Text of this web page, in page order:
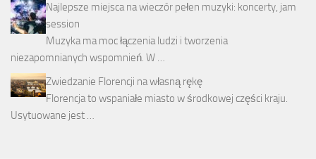
Najlepsze miejsca na wieczór pełen muzyki: koncerty, jam
session
Muzyka ma moc łączenia ludzi i tworzenia
niezapomnianych wspomnień. W …
Zwiedzanie Florencji na własną rękę
Florencja to wspaniałe miasto w środkowej części kraju.
Usytuowane jest …